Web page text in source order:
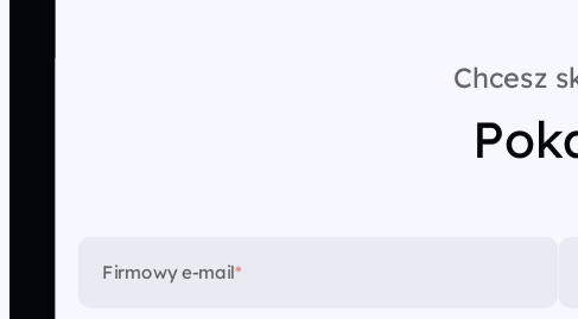
Chcesz
Firmowy e-mail*